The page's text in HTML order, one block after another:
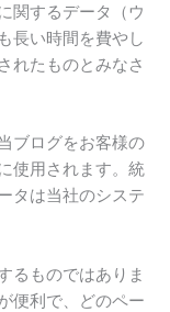
関するデータ（ウ
長い時間を費やし
れたものとみなさ
ブログをお客様の
使用されます。統
タは当社のシステ
るものではありま
便利で、どのペー